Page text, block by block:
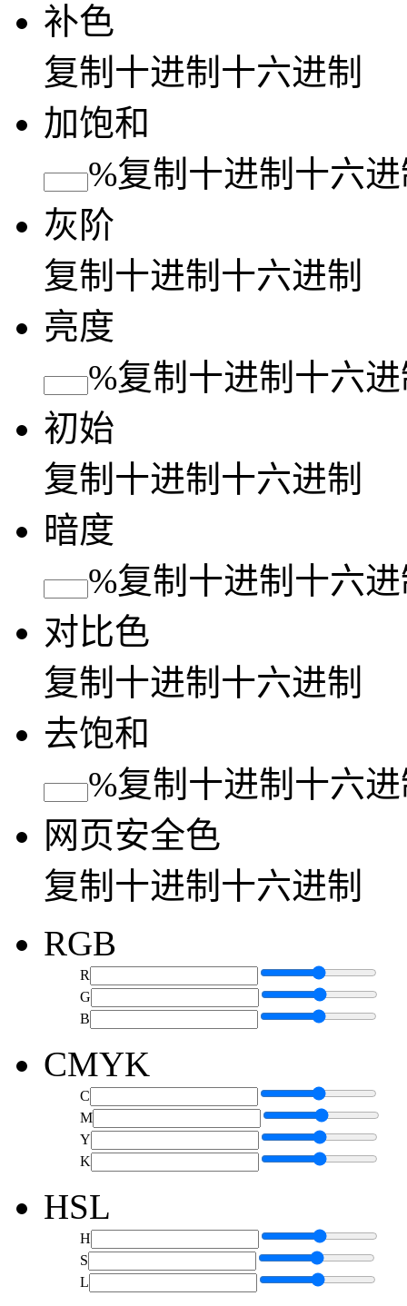
补色
复制 十进制 十六进制
加饱和
%复制 十进制 十六
灰阶
复制 十进制 十六进制
亮度
%复制 十进制 十六
初始
复制 十进制 十六进制
暗度
%复制 十进制 十六
对比色
复制 十进制 十六进制
去饱和
%复制 十进制 十六
网页安全色
复制 十进制 十六进制
RGB
R
G
B
CMYK
C
M
Y
K
HSL
H
S
L